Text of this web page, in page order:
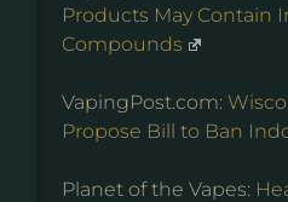
Products May Contain
Compounds
VapingPost.com:
Propose Bill to Ban
Planet of the Vapes: